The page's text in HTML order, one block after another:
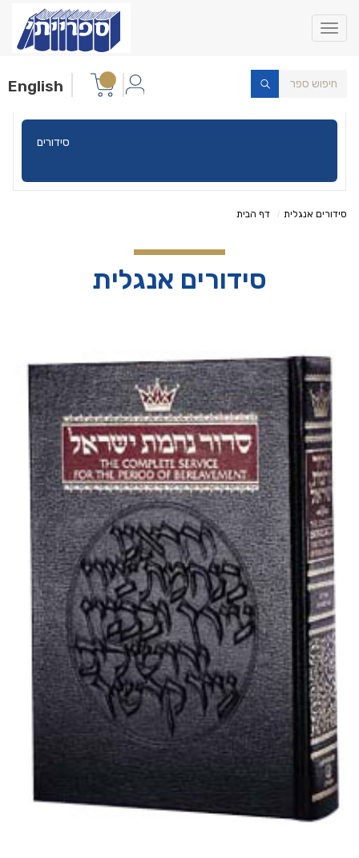
Toggle
navigation
English
סידורים
דף הבית סידורים אנגלית
סידורים אנגלית